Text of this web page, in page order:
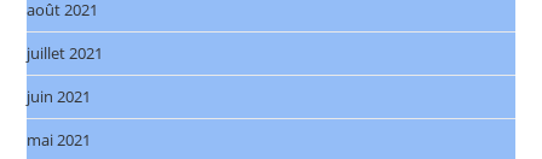
août 2021
juillet 2021
juin 2021
mai 2021